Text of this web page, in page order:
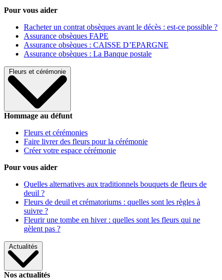
Pour vous aider
Racheter un contrat obsèques avant le décès : est-ce possible ?
Assurance obsèques FAPE
Assurance obsèques : CAISSE D’EPARGNE
Assurance obsèques : La Banque postale
Fleurs et cérémonie
Hommage au défunt
Fleurs et cérémonies
Faire livrer des fleurs pour la cérémonie
Créer votre espace cérémonie
Pour vous aider
Quelles alternatives aux traditionnels bouquets de fleurs de
deuil ?
Fleurs de deuil et crématoriums : quelles sont les règles à
suivre ?
Fleurir une tombe en hiver : quelles sont les fleurs qui ne
gèlent pas ?
Actualités
Nos actualités